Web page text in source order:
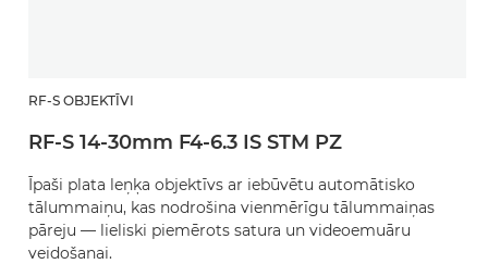
RF-S OBJEKTĪVI
RF-S 14-30mm F4-6.3 IS STM PZ
Īpaši plata leņķa objektīvs ar iebūvētu automātisko
tālummaiņu, kas nodrošina vienmērīgu tālummaiņas
pāreju — lieliski piemērots satura un videoemuāru
veidošanai.